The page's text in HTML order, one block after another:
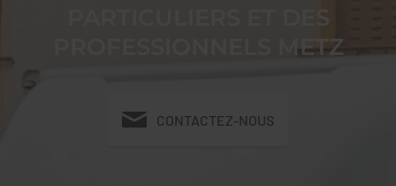
PARTICULIERS ET DES
PROFESSIONNELS METZ
CONTACTEZ-NOUS